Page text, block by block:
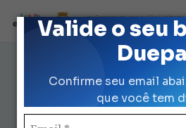
Valide o seu
Confirme seu email
que você tem
Loja Credenciada para auxilio Uniforme
e Kit Escolar da Prefeitura de São Paulo
Escolar Kit
Economize R$ 560